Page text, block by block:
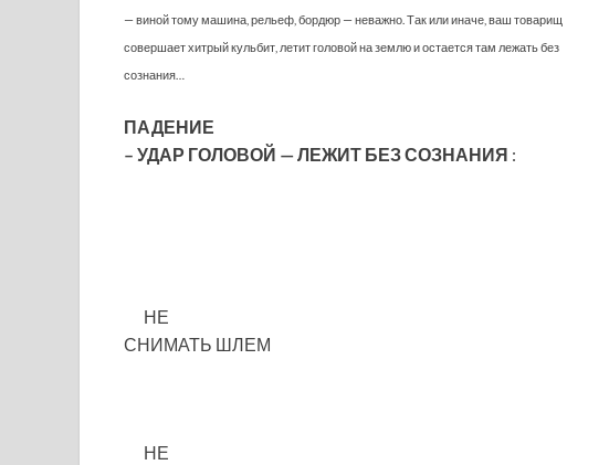
— виной тому машина, рельеф, бордюр — неважно. Так или иначе, ваш товарищ
совершает хитрый кульбит, летит головой на землю и остается там лежать без
сознания…
ПАДЕНИЕ
– УДАР ГОЛОВОЙ — ЛЕЖИТ БЕЗ СОЗНАНИЯ :
НЕ
СНИМАТЬ ШЛЕМ
НЕ